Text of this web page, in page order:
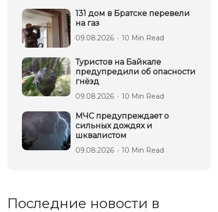
131 дом в Братске перевели
на газ
09.08.2026 10 Min Read
Туристов на Байкале
предупредили об опасности
гнёзд
09.08.2026 10 Min Read
МЧС предупреждает о
сильных дождях и
шквалистом
09.08.2026 10 Min Read
Последние новости в